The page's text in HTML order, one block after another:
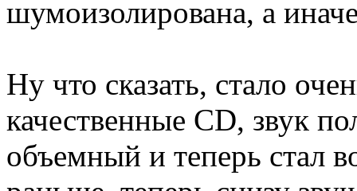
шумоизолирована, а
Ну что сказать, стало
качественные CD, звук
объемный и теперь стал